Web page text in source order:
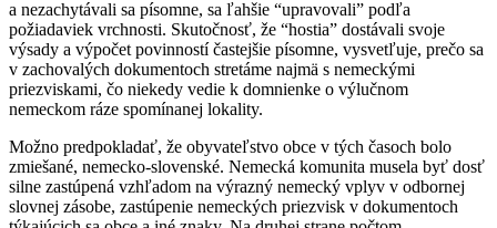
a nezachytávali sa písomne, sa ľahšie “upravovali” podľa
požiadaviek vrchnosti. Skutočnosť, že “hostia” dostávali svoje
výsady a výpočet povinností častejšie písomne, vysvetľuje, prečo sa
v zachovalých dokumentoch stretáme najmä s nemeckými
priezviskami, čo niekedy vedie k domnienke o výlučnom
nemeckom ráze spomínanej lokality.
Možno predpokladať, že obyvateľstvo obce v tých časoch bolo
zmiešané, nemecko-slovenské. Nemecká komunita musela byť dosť
silne zastúpená vzhľadom na výrazný nemecký vplyv v odbornej
slovnej zásobe, zastúpenie nemeckých priezvisk v dokumentoch